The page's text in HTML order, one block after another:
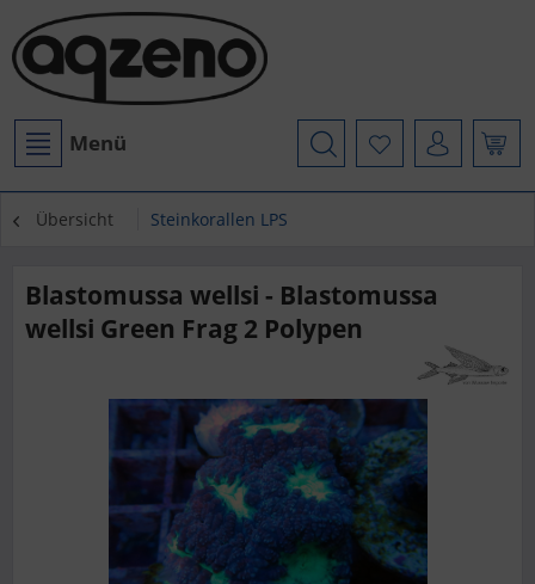
Menü
Übersicht Steinkorallen LPS
Blastomussa wellsi - Blastomussa
wellsi Green Frag 2 Polypen